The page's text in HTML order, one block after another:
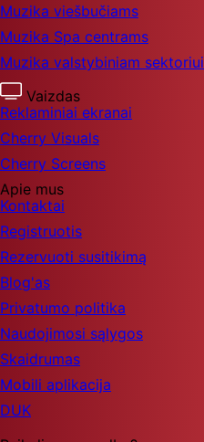
Muzika viešbučiams
Muzika Spa centrams
Muzika valstybiniam sektoriui
Vaizdas
Reklaminiai ekranai
Cherry Visuals
Cherry Screens
Apie mus
Kontaktai
Registruotis
Rezervuoti susitikimą
Blog'as
Privatumo politika
Naudojimosi sąlygos
Skaidrumas
Mobili aplikacija
DUK